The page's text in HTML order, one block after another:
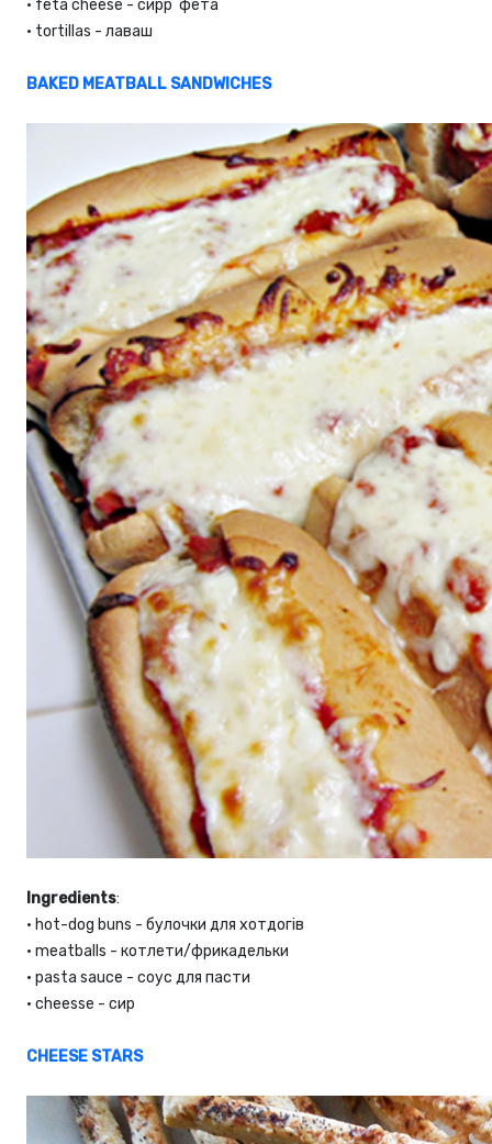
• feta cheese - сирр фета
• tortillas - лаваш
BAKED MEATBALL SANDWICHES
Ingredients:
• hot-dog buns - булочки для хотдогів
• meatballs - котлети/фрикадельки
• pasta sauce - соус для пасти
• cheesse - сир
CHEESE STARS